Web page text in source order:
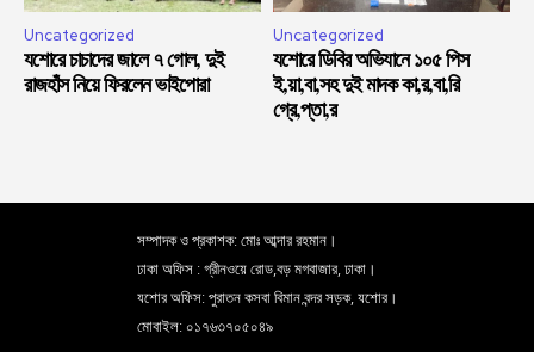
Uncategorized
যশোরে চাচাদের জালে ৭ গোল, দুই
রাজহাঁস নিয়ে ফিরলেন ভাইপোরা
Uncategorized
যশোরে ডিবির অভিযানে ১০৫ পিস
ই,য়া,বা,সহ দুই মাদক কা,র,বা,রি
গ্রে,প্তা,র
সম্পাদক ও প্রকাশক: মোঃ আব্দার রহমান।
ঢাকা অফিস : গ্রীনওয়ে রোড,বড় মগবাজার, ঢাকা।
যশোর অফিস: পুরাতন কসবা বিমান বন্দর সড়ক, যশোর।
মোবাইল: ০১৭৬৩৭০৫০৪৯